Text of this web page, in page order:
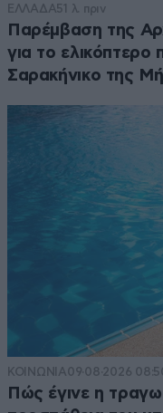
ΕΛΛΑΔΑ51 λ. πριν
Παρέμβαση της
για το
Σαρακήνικο της
ΚΟΙΝΩΝΙΑ09·08·2026
Πώς έγινε η